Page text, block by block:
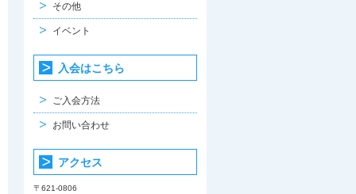
その他
イベント
入会はこちら
ご入会方法
お問い合わせ
アクセス
〒621-0806